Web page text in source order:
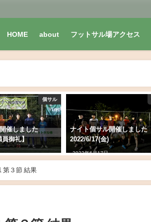
HOME about フットサル場アクセス
個サル
催しました
ナイト個サル開催しました
2022/4/19(火)
2022年4月19日
第３節 結果